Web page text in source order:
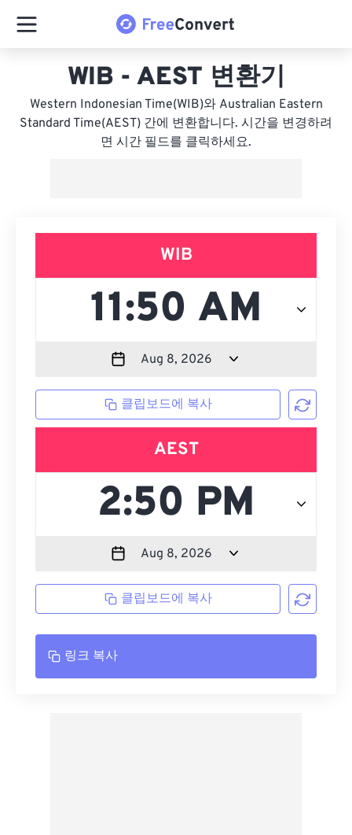
WIB - AEST 변환기
Western Indonesian Time(WIB)와 Australian Eastern
Standard Time(AEST) 간에 변환합니다. 시간을 변경하려
면 시간 필드를 클릭하세요.
WIB
클립보드에 복사
AEST
클립보드에 복사
링크 복사